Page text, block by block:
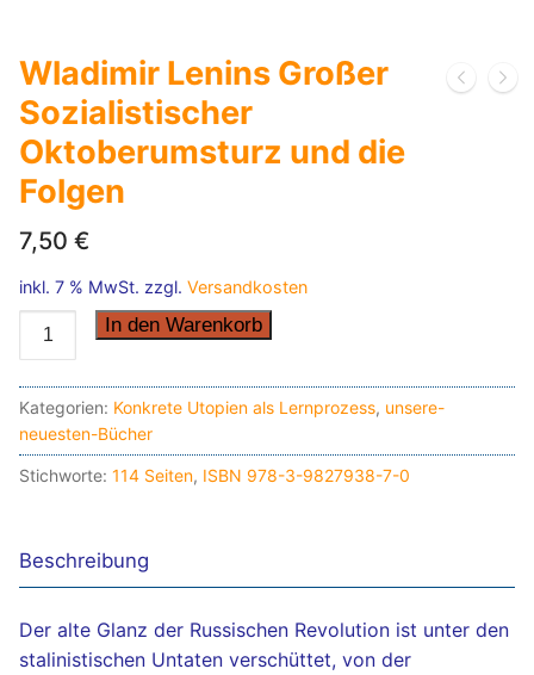
Wladimir Lenins Großer
Sozialistischer
Oktoberumsturz und die
Folgen
7,50 €
inkl. 7 % MwSt. zzgl. Versandkosten
Wladimir
Lenins
Großer
Sozialistischer
Oktoberumsturz
und
quantity
In den Warenkorb
Kategorien: Konkrete Utopien als Lernprozess, unsere-
neuesten-Bücher
Stichworte: 114 Seiten, ISBN 978-3-9827938-7-0
Beschreibung
Der alte Glanz der Russischen Revolution ist unter den
stalinistischen Untaten verschüttet, von der